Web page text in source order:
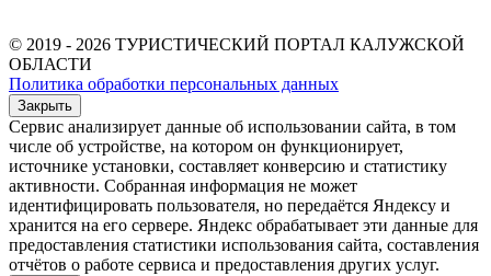
© 2019 - 2026 ТУРИСТИЧЕСКИЙ ПОРТАЛ КАЛУЖСКОЙ
ОБЛАСТИ
Политика обработки персональных данных
Закрыть
Сервис анализирует данные об использовании сайта, в том
числе об устройстве, на котором он функционирует,
источнике установки, составляет конверсию и статистику
активности. Собранная информация не может
идентифицировать пользователя, но передаётся Яндексу и
хранится на его сервере. Яндекс обрабатывает эти данные для
предоставления статистики использования сайта, составления
отчётов о работе сервиса и предоставления других услуг.